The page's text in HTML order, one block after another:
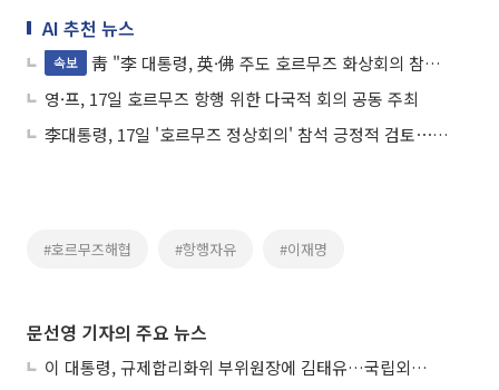
AI 추천 뉴스
속보
靑 "李 대통령, 英·佛 주도 호르무즈 화상회의 참석 긍정 검토"
영·프, 17일 호르무즈 항행 위한 다국적 회의 공동 주최
李대통령, 17일 '호르무즈 정상회의' 참석 긍정적 검토⋯"국익에 중요한 사안"
#호르무즈해협 #항행자유 #이재명
문선영 기자의 주요 뉴스
이 대통령, 규제합리화위 부위원장에 김태유…국립외교원장 김흥규